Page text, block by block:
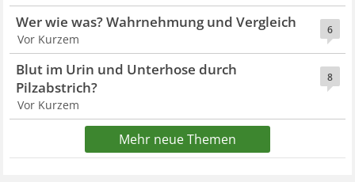
6
Wer wie was? Wahrnehmung und Vergleich
Vor Kurzem
8
Blut im Urin und Unterhose durch
Pilzabstrich?
Vor Kurzem
Mehr neue Themen